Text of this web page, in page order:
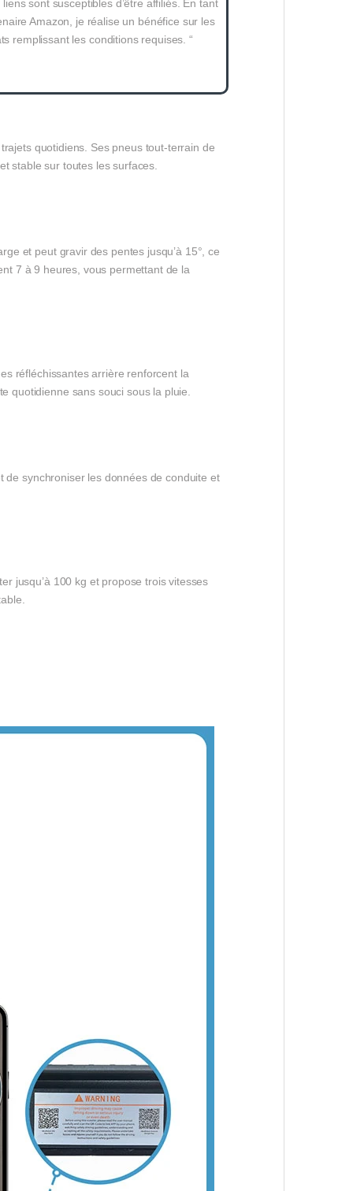
liens sont susceptibles d’être affiliés. En tant
Amazon, je réalise un bénéfice sur les
remplissant les conditions requises. “
quotidiens. Ses pneus tout-terrain de
stable sur toutes les surfaces.
et peut gravir des pentes jusqu’à 15°, ce
7 à 9 heures, vous permettant de la
réfléchissantes arrière renforcent la
quotidienne sans souci sous la pluie.
de synchroniser les données de conduite et
jusqu’à 100 kg et propose trois vitesses